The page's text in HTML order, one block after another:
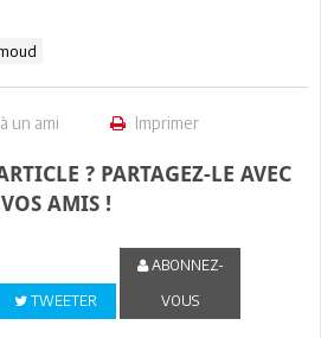
un ami Imprimer
? PARTAGEZ-LE AVEC
VOS AMIS !
TWEETER
ABONNEZ-
VOUS